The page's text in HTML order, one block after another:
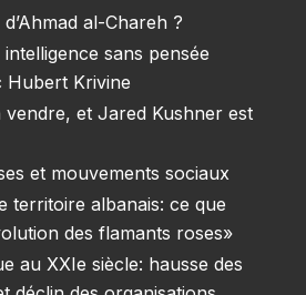
al-Chareh ?
sans pensée
Hubert Krivine
vendre, et Jared Kushner est
et mouvements sociaux
territoire albanais: ce que
des flamants roses»
au XXIe siècle: hausse des